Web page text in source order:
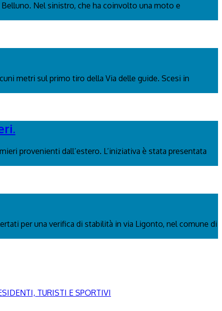
Belluno. Nel sinistro, che ha coinvolto una moto e
metri sul primo tiro della Via delle guide. Scesi in
provenienti dall’estero. L’iniziativa è stata presentata
per una verifica di stabilità in via Ligonto, nel comune di
TURISTI E SPORTIVI